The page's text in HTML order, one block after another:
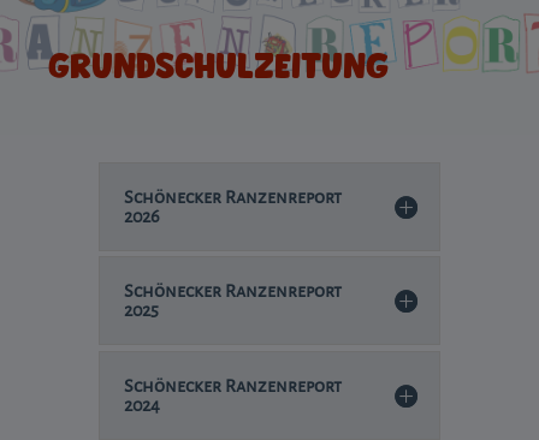
Grundschulzeitung
Schönecker Ranzenreport
2026
Schönecker Ranzenreport
2025
Schönecker Ranzenreport
2024